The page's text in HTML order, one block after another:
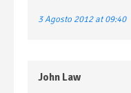
3 Agosto 2012 at 09:40
John Law